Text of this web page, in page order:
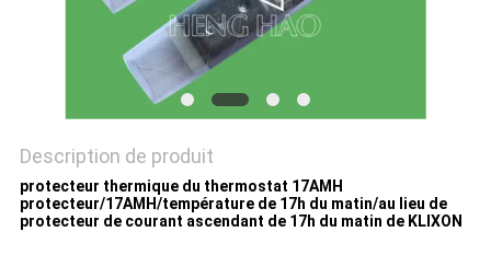
POLICY
Description de produit
protecteur thermique du thermostat 17AMH
protecteur/17AMH/température de 17h du matin/au lieu de
protecteur de courant ascendant de 17h du matin de KLIXON